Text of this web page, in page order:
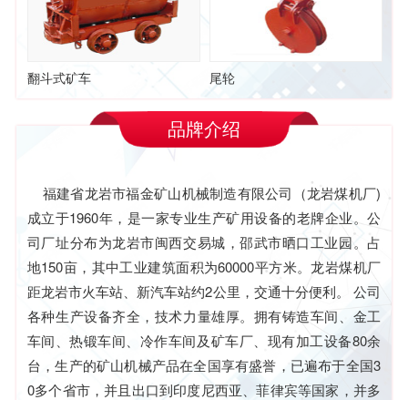
翻斗式矿车 尾轮
品牌介绍
福建省龙岩市福金矿山机械制造有限公司（龙岩煤机厂)
成立于1960年，是一家专业生产矿用设备的老牌企业。公
司厂址分布为龙岩市闽西交易城，邵武市晒口工业园。占
地150亩，其中工业建筑面积为60000平方米。龙岩煤机厂
距龙岩市火车站、新汽车站约2公里，交通十分便利。 公司
各种生产设备齐全，技术力量雄厚。拥有铸造车间、金工
车间、热锻车间、冷作车间及矿车厂、现有加工设备80余
台，生产的矿山机械产品在全国享有盛誉，已遍布于全国3
0多个省市，并且出口到印度尼西亚、菲律宾等国家，并多